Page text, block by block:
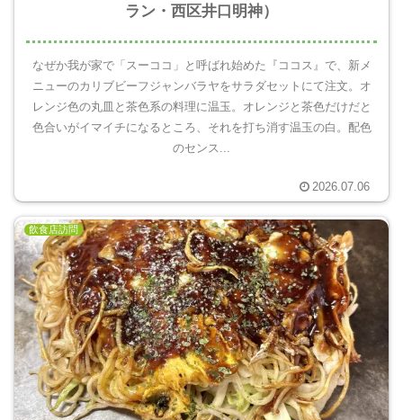
ラン・西区井口明神）
なぜか我が家で「スーココ」と呼ばれ始めた『ココス』で、新メ
ニューのカリブビーフジャンバラヤをサラダセットにて注文。オ
レンジ色の丸皿と茶色系の料理に温玉。オレンジと茶色だけだと
色合いがイマイチになるところ、それを打ち消す温玉の白。配色
のセンス...
2026.07.06
飲食店訪問